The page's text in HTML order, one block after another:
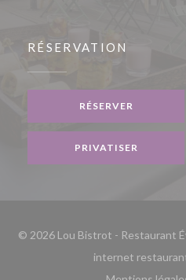
RÉSERVATION
RÉSERVER
PRIVATISER
© 2026 Lou Bistrot - Restaurant
internet